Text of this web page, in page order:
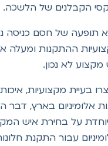
הקבלנים של הלשכה.
תופעה של חסם כניסה
ההתקנות ומעלה את
לא נכון.
בעיית מקצועיות,
אלומיניום בארץ, דבר
על בחירת איש המקצוע
עבור התקנת